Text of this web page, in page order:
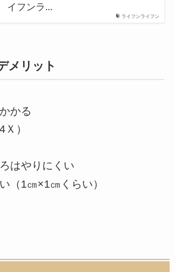
ライフンライフン
イフンラ...
メリット
かる
）
はやりにくい
（1㎝×1㎝くらい）